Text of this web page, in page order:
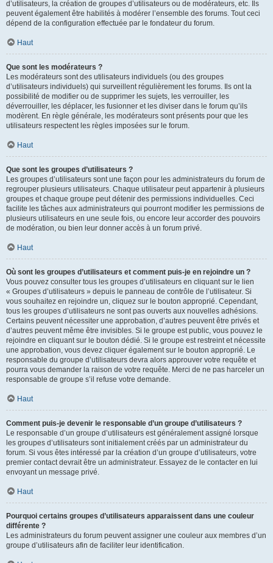
d’utilisateurs, la création de groupes d’utilisateurs ou de modérateurs, etc. Ils
peuvent également être habilités à modérer l’ensemble des forums. Tout ceci
dépend de la configuration effectuée par le fondateur du forum.
Haut
Que sont les modérateurs ?
Les modérateurs sont des utilisateurs individuels (ou des groupes
d’utilisateurs individuels) qui surveillent régulièrement les forums. Ils ont la
possibilité de modifier ou de supprimer les sujets, les verrouiller, les
déverrouiller, les déplacer, les fusionner et les diviser dans le forum qu’ils
modèrent. En règle générale, les modérateurs sont présents pour que les
utilisateurs respectent les règles imposées sur le forum.
Haut
Que sont les groupes d’utilisateurs ?
Les groupes d’utilisateurs sont une façon pour les administrateurs du forum de
regrouper plusieurs utilisateurs. Chaque utilisateur peut appartenir à plusieurs
groupes et chaque groupe peut détenir des permissions individuelles. Ceci
facilite les tâches aux administrateurs qui pourront modifier les permissions de
plusieurs utilisateurs en une seule fois, ou encore leur accorder des pouvoirs
de modération, ou bien leur donner accès à un forum privé.
Haut
Où sont les groupes d’utilisateurs et comment puis-je en rejoindre un ?
Vous pouvez consulter tous les groupes d’utilisateurs en cliquant sur le lien
« Groupes d’utilisateurs » depuis le panneau de contrôle de l’utilisateur. Si
vous souhaitez en rejoindre un, cliquez sur le bouton approprié. Cependant,
tous les groupes d’utilisateurs ne sont pas ouverts aux nouvelles adhésions.
Certains peuvent nécessiter une approbation, d’autres peuvent être privés et
d’autres peuvent même être invisibles. Si le groupe est public, vous pouvez le
rejoindre en cliquant sur le bouton dédié. Si le groupe est restreint et nécessite
une approbation, vous devez cliquer également sur le bouton approprié. Le
responsable du groupe d’utilisateurs devra alors approuver votre requête et
pourra vous demander la raison de votre requête. Merci de ne pas harceler un
responsable de groupe s’il refuse votre demande.
Haut
Comment puis-je devenir le responsable d’un groupe d’utilisateurs ?
Le responsable d’un groupe d’utilisateurs est généralement assigné lorsque
les groupes d’utilisateurs sont initialement créés par un administrateur du
forum. Si vous êtes intéressé par la création d’un groupe d’utilisateurs, votre
premier contact devrait être un administrateur. Essayez de le contacter en lui
envoyant un message privé.
Haut
Pourquoi certains groupes d’utilisateurs apparaissent dans une couleur
différente ?
Les administrateurs du forum peuvent assigner une couleur aux membres d’un
groupe d’utilisateurs afin de faciliter leur identification.